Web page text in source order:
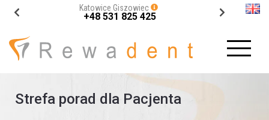
Katowice Giszowiec
+48 531 825 425
Strefa porad dla Pacjenta